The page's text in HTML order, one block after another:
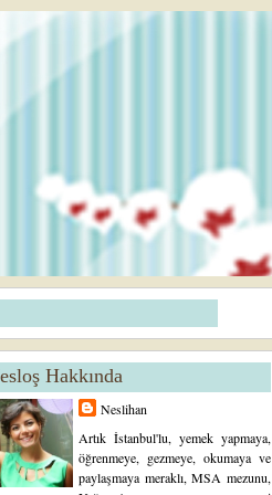
Hakkında
Neslihan
Artık İstanbul'lu, yemek yapmaya,
öğrenmeye, gezmeye, okumaya ve
paylaşmaya meraklı, MSA mezunu,